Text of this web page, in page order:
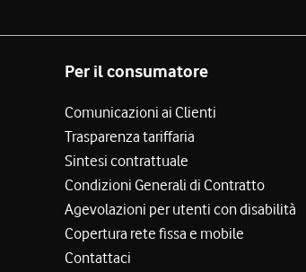
Per il consumatore
Comunicazioni ai Clienti
Trasparenza tariffaria
Sintesi contrattuale
Condizioni Generali di Contratto
Agevolazioni per utenti con disabilità
Copertura rete fissa e mobile
Contattaci